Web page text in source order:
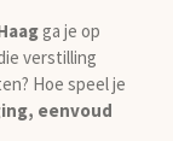
ga je op
verstilling
Hoe speel je
eenvoud